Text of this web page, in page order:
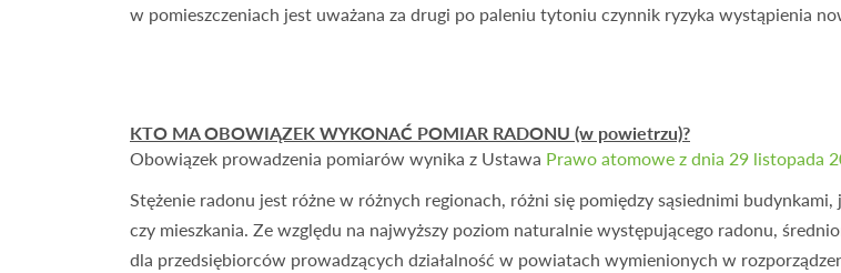
w pomieszczeniach jest uważana za drugi po paleniu tytoniu czynnik ryzyka wystąpienia
KTO MA OBOWIĄZEK WYKONAĆ POMIAR RADONU (w powietrzu)?
Obowiązek prowadzenia pomiarów wynika z Ustawa Prawo atomowe z dnia 29 listopada
Stężenie radonu jest różne w różnych regionach, różni się pomiędzy sąsiednimi
czy mieszkania. Ze względu na najwyższy poziom naturalnie występującego radonu,
dla przedsiębiorców prowadzących działalność w powiatach wymienionych w